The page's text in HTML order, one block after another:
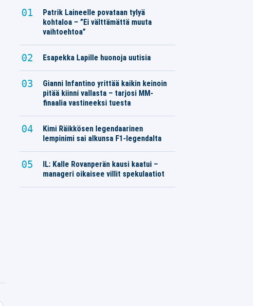
Patrik Laineelle povataan tylyä
kohtaloa – ”Ei välttämättä muuta
vaihtoehtoa”
Esapekka Lapille huonoja uutisia
Gianni Infantino yrittää kaikin keinoin
pitää kiinni vallasta – tarjosi MM-
finaalia vastineeksi tuesta
Kimi Räikkösen legendaarinen
lempinimi sai alkunsa F1-legendalta
IL: Kalle Rovanperän kausi kaatui –
manageri oikaisee villit spekulaatiot